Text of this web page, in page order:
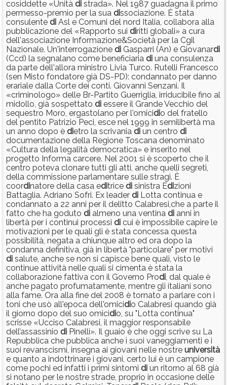
cosiddette «Unità di strada». Nel 1987 guadagna il primo
permesso-premio per la sua dissociazione. È stata
consulente di Asl e Comuni del nord Italia, collabora alla
pubblicazione del «Rapporto sui diritti globali» a cura
dell'associazione Informazione&Società per la Cgil
Nazionale. Un'interrogazione di Gasparri (An) e Giovanardi
(Ccd) la segnalano come beneficiaria di una consulenza
da parte dell'allora ministro Livia Turco. Rutelli Francesco
(sen Misto fondatore già DS-PD): condannato per danno
erariale dalla Corte dei conti. Giovanni Senzani. Il
«criminologo» delle Br-Partito Guerriglia, irriducibile fino al
midollo, già sospettato di essere il Grande Vecchio del
sequestro Moro, ergastolano per l'omicidio del fratello
del pentito Patrizio Peci, esce nel 1999 in semilibertà ma
un anno dopo è dietro la scrivania di un centro di
documentazione della Regione Toscana denominato
«Cultura della legalità democratica» e inserito nel
progetto Informa carcere. Nel 2001 si è scoperto che il
centro poteva clonare tutti gli atti, anche quelli segreti,
della commissione parlamentare sulle stragi. È
coordinatore della casa editrice di sinistra Edizioni
Battaglia. Adriano Sofri. Ex leader di Lotta continua e
condannato a 22 anni per il delitto Calabresi,che a parte il
fatto che ha goduto di almeno una ventina di anni in
libertà per i continui processi di cui è impossibile capire le
motivazioni per le quali gli è stata concessa questa
possibilità, negata a chiunque altro ed ora dopo la
condanna definitiva, già in libertà "particolare" per motivi
di salute, anche se non si capisce bene quali, visto le
continue attività nelle quali si cimenta è stata la
collaborazione fattiva con il Governo Prodi, dal quale è
anche pagato profumatamente, mentre gli italiani sono
alla fame. Ora alla fine del 2008 è tornato a parlare con i
toni che usò all'epoca dell'omicidio Calabresi quando già
il giorno dopo del suo omicidio, su "Lotta continua"
scrisse «Ucciso Calabresi, il maggior responsabile
dell’assassinio di Pinelli». Il guaio è che oggi scrive su La
Repubblica che pubblica anche i suoi vaneggiamenti e i
suoi revanscismi, insegna ai giovani nelle nostre università
e quanto a indottrinare i giovani, certo lui è un campione
come pochi ed infatti i primi sintomi di un ritorno al 68 già
si notano per le nostre strade, proprio in occasione delle